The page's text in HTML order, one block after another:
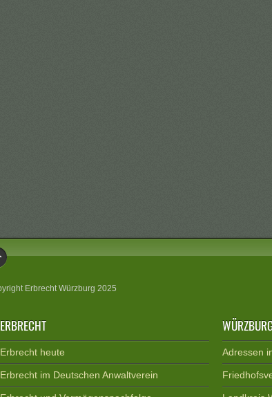
Erbrecht Würzburg 2025
ERBRECHT
Erbrecht heute
Erbrecht im Deutschen Anwaltverein
Adressen